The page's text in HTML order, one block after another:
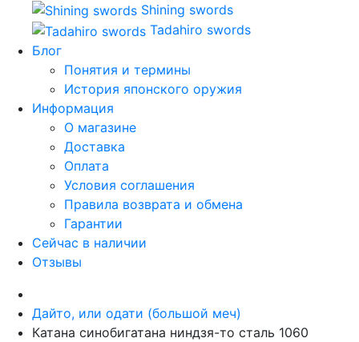
Shining swords
Tadahiro swords
Блог
Понятия и термины
История японского оружия
Информация
О магазине
Доставка
Оплата
Условия соглашения
Правила возврата и обмена
Гарантии
Сейчас в наличии
Отзывы
Дайто, или одати (большой меч)
Катана синобигатана ниндзя-то сталь 1060